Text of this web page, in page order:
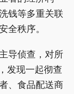
钱等多重关联
全秩序。
导侦查，对所
发现一起彻查
、食品配送商